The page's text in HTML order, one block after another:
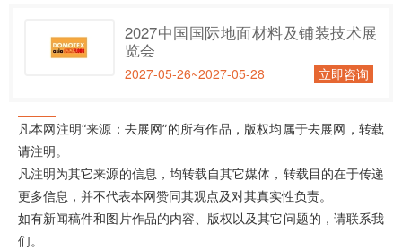
2027中国国际地面材料及铺装技术展
览会
2027-05-26~2027-05-28 立即咨询
凡本网注明“来源：去展网”的所有作品，版权均属于去展网，转载
请注明。
凡注明为其它来源的信息，均转载自其它媒体，转载目的在于传递
更多信息，并不代表本网赞同其观点及对其真实性负责。
如有新闻稿件和图片作品的内容、版权以及其它问题的，请联系我
们。